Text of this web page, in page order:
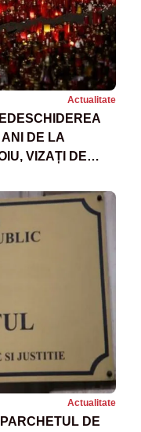
Actualitate
DE LA
VIZAȚI DE
Actualitate
DE